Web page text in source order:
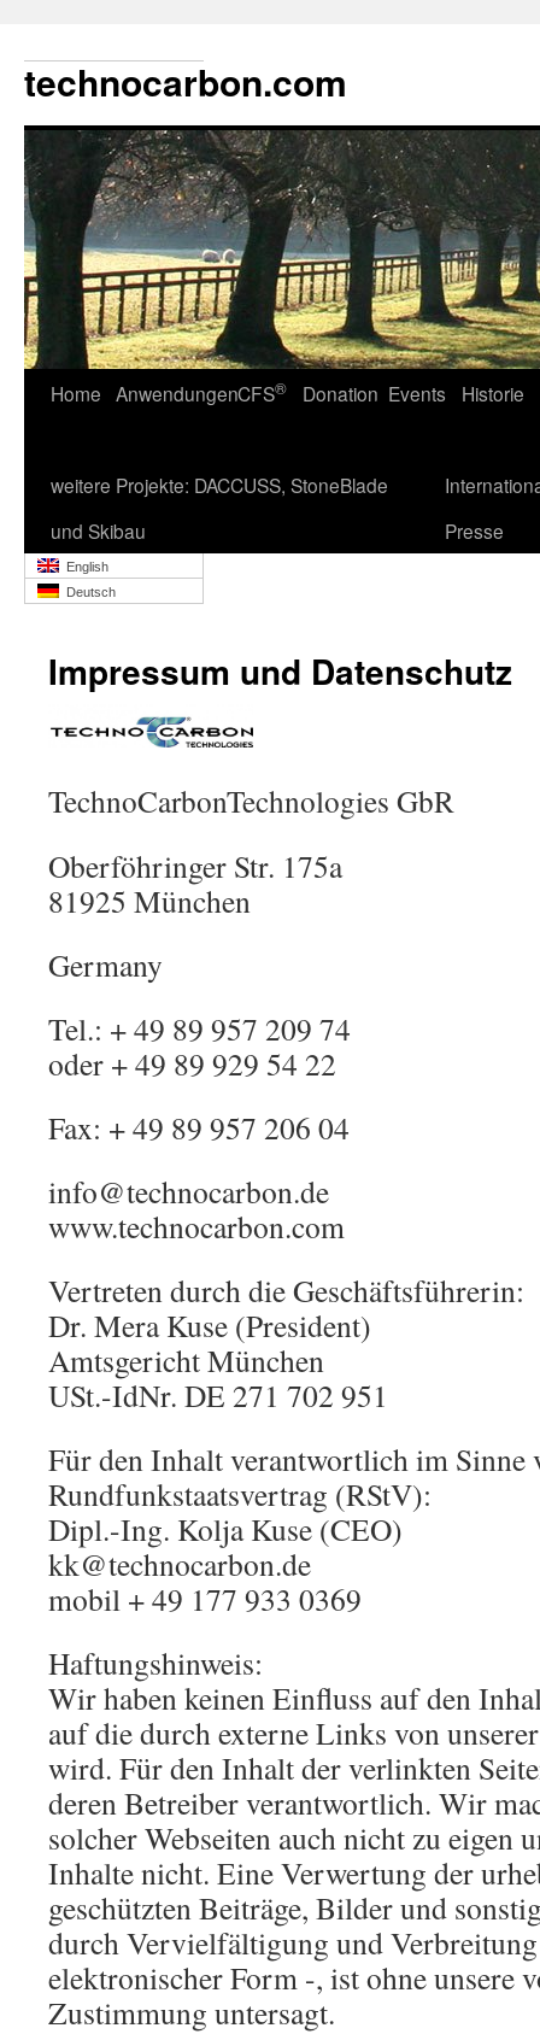
technocarbon.com
Home AnwendungenCFS® Donation Events Historie
weitere Projekte: DACCUSS, StoneBlade
und Skibau
Presse
English
Deutsch
Impressum und Datenschutz
TechnoCarbonTechnologies GbR
Oberföhringer Str. 175a
81925 München
Germany
Tel.: + 49 89 957 209 74
oder + 49 89 929 54 22
Fax: + 49 89 957 206 04
info@technocarbon.de
www.technocarbon.com
Vertreten durch die Geschäftsführerin:
Dr. Mera Kuse (President)
Amtsgericht München
USt.-IdNr. DE 271 702 951
Für den Inhalt verantwortlich im Sinne
Rundfunkstaatsvertrag (RStV):
Dipl.-Ing. Kolja Kuse (CEO)
kk@technocarbon.de
mobil + 49 177 933 0369
Haftungshinweis:
Wir haben keinen Einfluss auf den
auf die durch externe Links von
wird. Für den Inhalt der verlinkten
deren Betreiber verantwortlich. Wir
solcher Webseiten auch nicht zu eigen
Inhalte nicht. Eine Verwertung der
geschützten Beiträge, Bilder und
durch Vervielfältigung und
elektronischer Form -, ist ohne unsere
Zustimmung untersagt.